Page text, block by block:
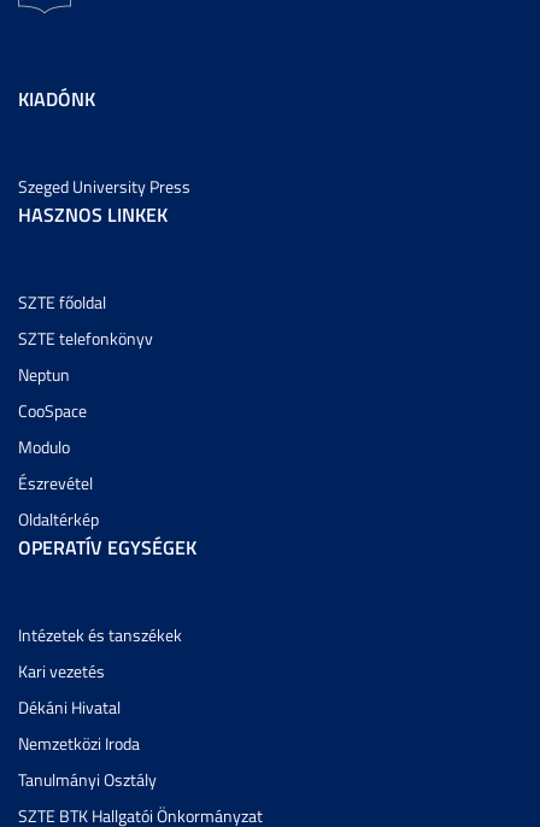
KIADÓNK
Szeged University Press
HASZNOS LINKEK
SZTE főoldal
SZTE telefonkönyv
Neptun
CooSpace
Modulo
Észrevétel
Oldaltérkép
OPERATÍV EGYSÉGEK
Intézetek és tanszékek
Kari vezetés
Dékáni Hivatal
Nemzetközi Iroda
Tanulmányi Osztály
SZTE BTK Hallgatói Önkormányzat